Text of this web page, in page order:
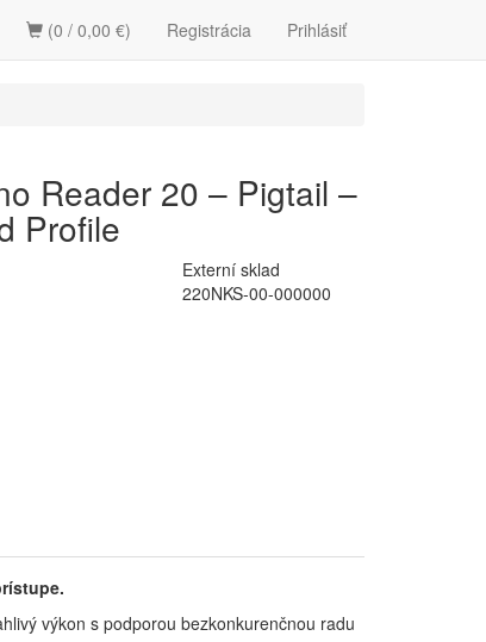
Registrácia Prihlásiť
(0 / 0,00 €)
Reader 20 – Pigtail –
Profile
Externí sklad
220NKS-00-000000
výkon s podporou bezkonkurenčnou radu